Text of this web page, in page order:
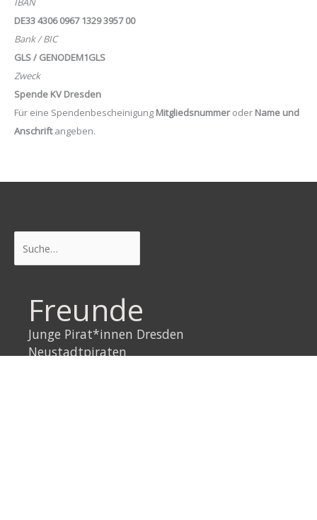
DE33 4306 0967 1329 3957 00
Bank / BIC
GLS / GENODEM1GLS
Zweck
Spende KV Dresden
Für eine Spendenbescheinigung Mitgliedsnummeroder Name und
Anschriftangeben.
Freunde
Junge Pirat*innen Dresden
Neustadtpiraten